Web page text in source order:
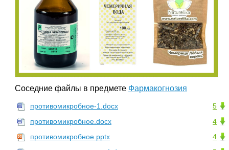
Соседние файлы в предмете Фармакогнозия
5
противомикробное-1.docx
4
противомикробное.docx
4
противомикробное.pptx